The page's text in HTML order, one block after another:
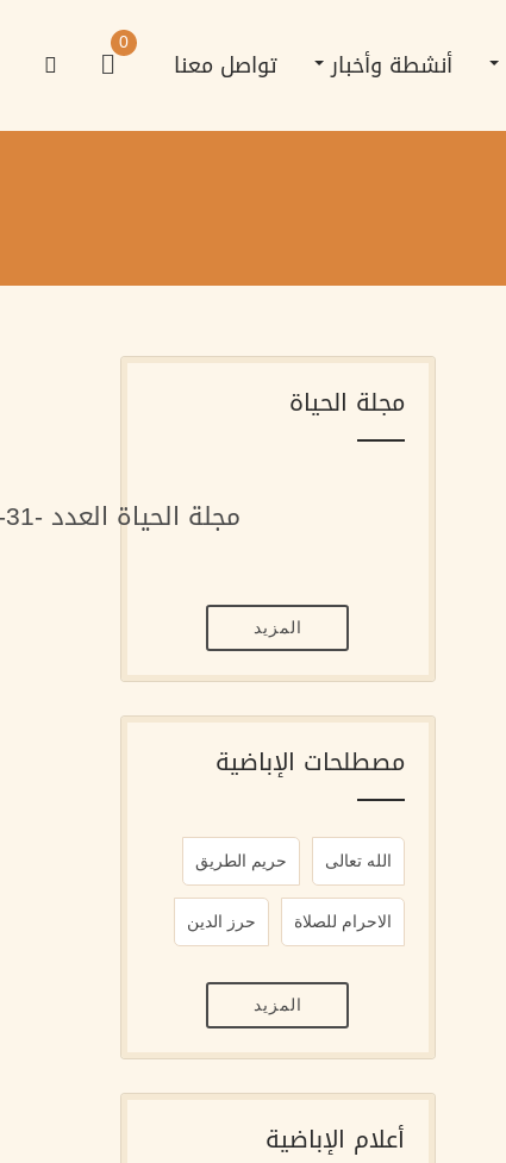
أنشطة وأخبار تواصل معنا
0
مجلة الحياة
مجلة الحياة العدد -31-
المزيد
مصطلحات الإباضية
الله تعالى حريم الطريق
الاحرام للصلاة حرز الدين
المزيد
أعلام الإباضية